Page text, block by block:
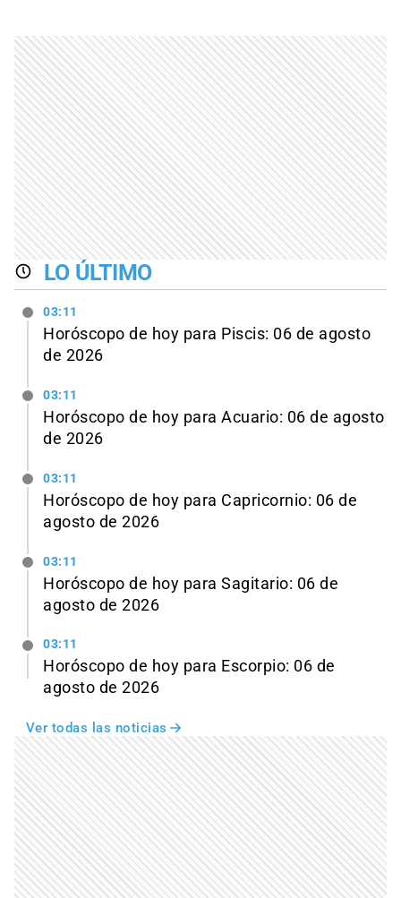
LO ÚLTIMO
03:11
Horóscopo de hoy para Piscis: 06 de agosto
de 2026
03:11
Horóscopo de hoy para Acuario: 06 de agosto
de 2026
03:11
Horóscopo de hoy para Capricornio: 06 de
agosto de 2026
03:11
Horóscopo de hoy para Sagitario: 06 de
agosto de 2026
03:11
Horóscopo de hoy para Escorpio: 06 de
agosto de 2026
Ver todas las noticias